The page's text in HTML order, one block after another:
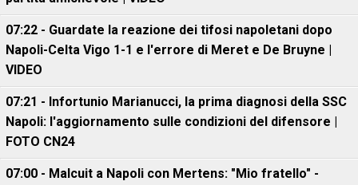
07:22 - Guardate la reazione dei tifosi napoletani dopo
Napoli-Celta Vigo 1-1 e l'errore di Meret e De Bruyne |
VIDEO
07:21 - Infortunio Marianucci, la prima diagnosi della SSC
Napoli: l'aggiornamento sulle condizioni del difensore |
FOTO CN24
07:00 - Malcuit a Napoli con Mertens: "Mio fratello" -